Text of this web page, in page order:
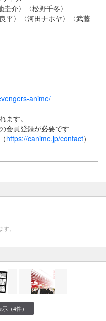
圭介〉〈松野千冬〉
平〉〈河田ナホヤ〉〈武藤
anime/
ます。
会員登録が必要です
https://canime.jp/contact）
。
（4件）